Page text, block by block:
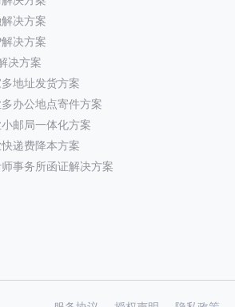
决方案
决方案
决方案
地址发货方案
办公地点寄件方案
邮局一体化方案
递费降本方案
事务所函证解决方案